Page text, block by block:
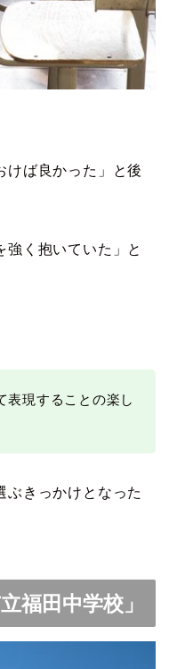
けば良かった」と後
強く抱いていた」と
表現することの楽し
ぶきっかけとなった
福田中学校」